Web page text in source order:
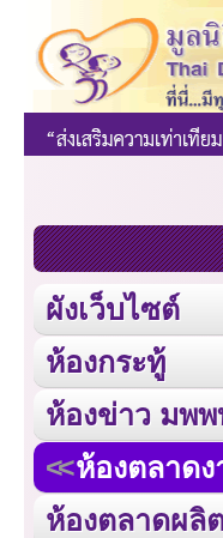
ผังเว็บไซต์
ห้องกระทู้
ห้องข่าว มพพ
ห้องตลาด
ห้องตลาดผ